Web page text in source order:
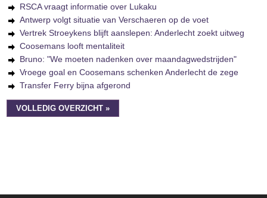
RSCA vraagt informatie over Lukaku
Antwerp volgt situatie van Verschaeren op de voet
Vertrek Stroeykens blijft aanslepen: Anderlecht zoekt uitweg
Coosemans looft mentaliteit
Bruno: "We moeten nadenken over maandagwedstrijden"
Vroege goal en Coosemans schenken Anderlecht de zege
Transfer Ferry bijna afgerond
VOLLEDIG OVERZICHT »